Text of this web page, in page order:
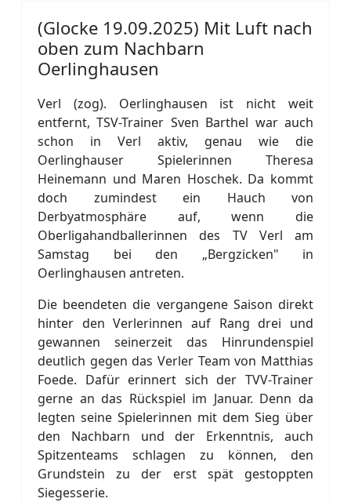
(Glocke 19.09.2025) Mit Luft nach
oben zum Nachbarn
Oerlinghausen
Verl (zog). Oerlinghausen ist nicht weit
entfernt, TSV-Trainer Sven Barthel war auch
schon in Verl aktiv, genau wie die
Oerlinghauser Spielerinnen Theresa
Heinemann und Maren Hoschek. Da kommt
doch zumindest ein Hauch von
Derbyatmosphäre auf, wenn die
Oberligahandballerinnen des TV Verl am
Samstag bei den „Bergzicken" in
Oerlinghausen antreten.
Die beendeten die vergangene Saison direkt
hinter den Verlerinnen auf Rang drei und
gewannen seinerzeit das Hinrundenspiel
deutlich gegen das Verler Team von Matthias
Foede. Dafür erinnert sich der TVV-Trainer
gerne an das Rückspiel im Januar. Denn da
legten seine Spielerinnen mit dem Sieg über
den Nachbarn und der Erkenntnis, auch
Spitzenteams schlagen zu können, den
Grundstein zu der erst spät gestoppten
Siegesserie.